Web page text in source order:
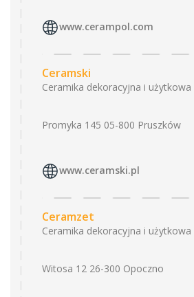
www.cerampol.com
Ceramski
Ceramika dekoracyjna i użytkowa
Promyka 145 05-800 Pruszków
www.ceramski.pl
Ceramzet
Ceramika dekoracyjna i użytkowa
Witosa 12 26-300 Opoczno